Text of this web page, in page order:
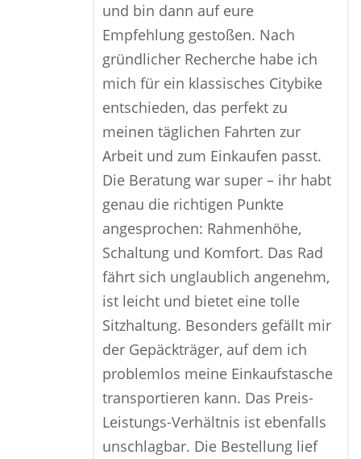
und bin dann auf eure
Empfehlung gestoßen. Nach
gründlicher Recherche habe ich
mich für ein klassisches Citybike
entschieden, das perfekt zu
meinen täglichen Fahrten zur
Arbeit und zum Einkaufen passt.
Die Beratung war super – ihr habt
genau die richtigen Punkte
angesprochen: Rahmenhöhe,
Schaltung und Komfort. Das Rad
fährt sich unglaublich angenehm,
ist leicht und bietet eine tolle
Sitzhaltung. Besonders gefällt mir
der Gepäckträger, auf dem ich
problemlos meine Einkaufstasche
transportieren kann. Das Preis-
Leistungs-Verhältnis ist ebenfalls
unschlagbar. Die Bestellung lief